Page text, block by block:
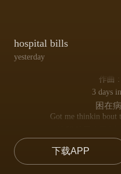
hospital bills
yesterday
作曲
3 days
困在
Got me thinkin bout
K died but i
现实中
Maybe then
下载APP